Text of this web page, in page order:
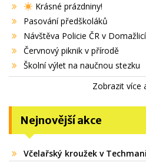
Krásné prázdniny!
Pasování předškoláků
Návštěva Policie ČR v
Červnový piknik v přírodě
Školní výlet na naučnou stezku
Zobrazit více
Nejnovější akce
Včelařský kroužek v